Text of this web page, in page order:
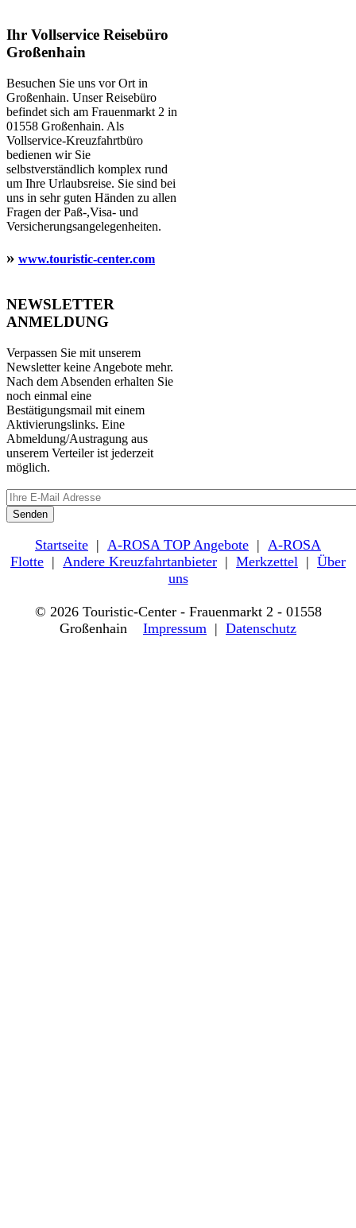
Ihr Vollservice Reisebüro
Großenhain
Besuchen Sie uns vor Ort in
Großenhain. Unser Reisebüro
befindet sich am Frauenmarkt 2 in
01558 Großenhain. Als
Vollservice-Kreuzfahrtbüro
bedienen wir Sie
selbstverständlich komplex rund
um Ihre Urlaubsreise. Sie sind bei
uns in sehr guten Händen zu allen
Fragen der Paß-,Visa- und
Versicherungsangelegenheiten.
» www.touristic-center.com
NEWSLETTER
ANMELDUNG
Verpassen Sie mit unserem
Newsletter keine Angebote mehr.
Nach dem Absenden erhalten Sie
noch einmal eine
Bestätigungsmail mit einem
Aktivierungslinks. Eine
Abmeldung/Austragung aus
unserem Verteiler ist jederzeit
möglich.
Startseite | A-ROSA TOP Angebote | A-ROSA
Flotte | Andere Kreuzfahrtanbieter | Merkzettel | Über
uns
© 2026 Touristic-Center - Frauenmarkt 2 - 01558
Großenhain Impressum | Datenschutz